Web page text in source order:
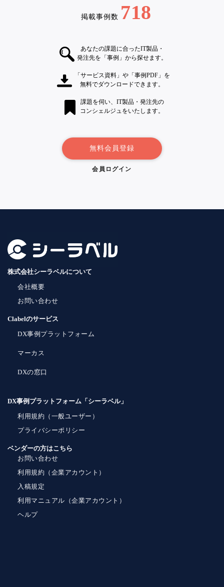
掲載事例数 718
あなたの課題に合ったIT製品・
発注先を「事例」から探せます。
「サービス資料」や「事例PDF」を
無料でダウンロードできます。
課題を伺い、IT製品・発注先の
コンシェルジュをいたします。
無料会員登録
会員ログイン
株式会社シーラベルについて
会社概要
お問い合わせ
Clabelのサービス
DX事例プラットフォーム
マーカス
DXの窓口
DX事例プラットフォーム「シーラベル」
利用規約（一般ユーザー）
プライバシーポリシー
ベンダーの方はこちら
お問い合わせ
利用規約（企業アカウント）
入稿規定
利用マニュアル（企業アカウント）
ヘルプ